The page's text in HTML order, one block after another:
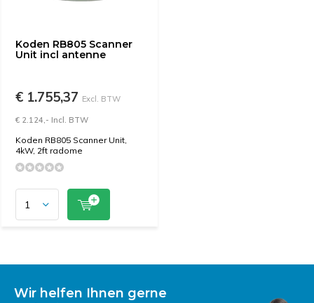
Koden RB805 Scanner
Unit incl antenne
€ 1.755,37 Excl. BTW
€ 2.124,- Incl. BTW
Koden RB805 Scanner Unit,
4kW, 2ft radome
Wir helfen Ihnen gerne